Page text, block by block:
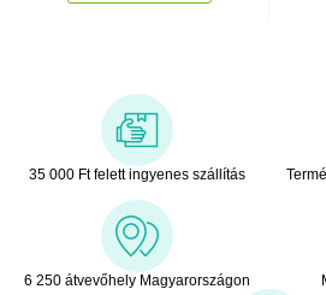
35 000 Ft felett ingyenes szállítás
6 250 átvevőhely Magyarországon